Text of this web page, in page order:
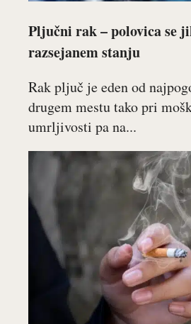
Pljučni rak – polovica se
razsejanem stanju
Rak pljuč je eden od
drugem mestu tako pri
umrljivosti pa na...